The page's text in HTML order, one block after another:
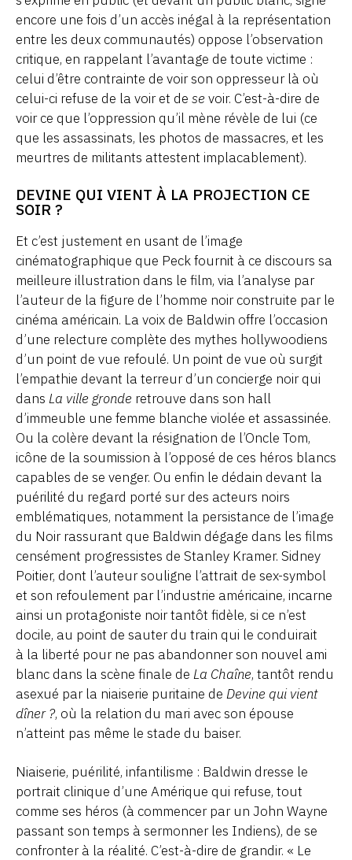
encore une fois d’un accès inégal à la représentation
entre les deux communautés) oppose l’observation
critique, en rappelant l’avantage de toute victime :
celui d’être contrainte de voir son oppresseur là où
celui-ci refuse de la voir et de se voir. C’est-à-dire de
voir ce que l’oppression qu’il mène révèle de lui (ce
que les assassinats, les photos de massacres, et les
meurtres de militants attestent implacablement).
DEVINE QUI VIENT À LA PROJECTION CE
SOIR ?
Et c’est justement en usant de l’image
cinématographique que Peck fournit à ce discours sa
meilleure illustration dans le film, via l’analyse par
l’auteur de la figure de l’homme noir construite par le
cinéma américain. La voix de Baldwin offre l’occasion
d’une relecture complète des mythes hollywoodiens
d’un point de vue refoulé. Un point de vue où surgit
l’empathie devant la terreur d’un concierge noir qui
dans La ville gronde retrouve dans son hall
d’immeuble une femme blanche violée et assassinée.
Ou la colère devant la résignation de l’Oncle Tom,
icône de la soumission à l’opposé de ces héros blancs
capables de se venger. Ou enfin le dédain devant la
puérilité du regard porté sur des acteurs noirs
emblématiques, notamment la persistance de l’image
du Noir rassurant que Baldwin dégage dans les films
censément progressistes de Stanley Kramer. Sidney
Poitier, dont l’auteur souligne l’attrait de sex-symbol
et son refoulement par l’industrie américaine, incarne
ainsi un protagoniste noir tantôt fidèle, si ce n’est
docile, au point de sauter du train qui le conduirait
à la liberté pour ne pas abandonner son nouvel ami
blanc dans la scène finale de La Chaîne, tantôt rendu
asexué par la niaiserie puritaine de Devine qui vient
dîner ?, où la relation du mari avec son épouse
n’atteint pas même le stade du baiser.
Niaiserie, puérilité, infantilisme : Baldwin dresse le
portrait clinique d’une Amérique qui refuse, tout
comme ses héros (à commencer par un John Wayne
passant son temps à sermonner les Indiens), de se
confronter à la réalité. C’est-à-dire de grandir. « Le